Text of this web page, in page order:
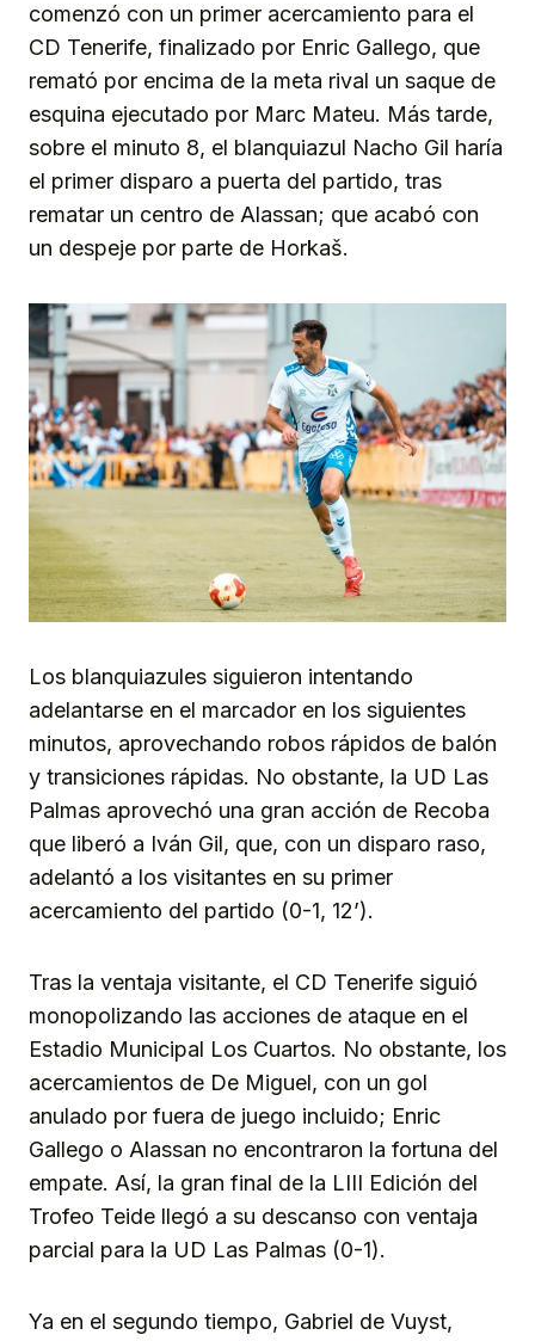
comenzó con un primer acercamiento para el
CD Tenerife, finalizado por Enric Gallego, que
remató por encima de la meta rival un saque de
esquina ejecutado por Marc Mateu. Más tarde,
sobre el minuto 8, el blanquiazul Nacho Gil haría
el primer disparo a puerta del partido, tras
rematar un centro de Alassan; que acabó con
un despeje por parte de Horkaš.
Los blanquiazules siguieron intentando
adelantarse en el marcador en los siguientes
minutos, aprovechando robos rápidos de balón
y transiciones rápidas. No obstante, la UD Las
Palmas aprovechó una gran acción de Recoba
que liberó a Iván Gil, que, con un disparo raso,
adelantó a los visitantes en su primer
acercamiento del partido (0-1, 12’).
Tras la ventaja visitante, el CD Tenerife siguió
monopolizando las acciones de ataque en el
Estadio Municipal Los Cuartos. No obstante, los
acercamientos de De Miguel, con un gol
anulado por fuera de juego incluido; Enric
Gallego o Alassan no encontraron la fortuna del
empate. Así, la gran final de la LIII Edición del
Trofeo Teide llegó a su descanso con ventaja
parcial para la UD Las Palmas (0-1).
Ya en el segundo tiempo, Gabriel de Vuyst,